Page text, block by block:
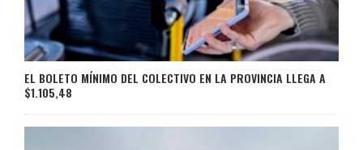
EL BOLETO MÍNIMO DEL COLECTIVO EN LA PROVINCIA LLEGA A
$1.105,48